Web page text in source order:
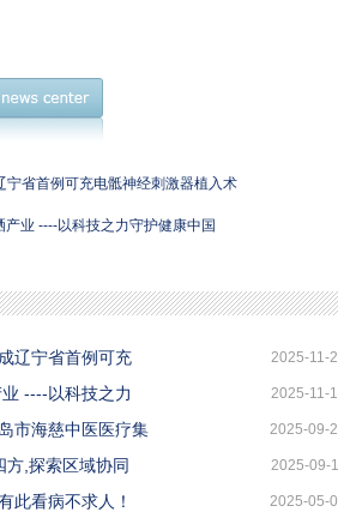
业 ----以科技之力守护健康中国
辽宁省首例可充 2025-11-
----以科技之力 2025-11-
市海慈中医医疗集 2025-09-
方,探索区域协同 2025-09-
此看病不求人！ 2025-05-